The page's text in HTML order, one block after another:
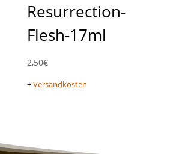
Resurrection-
Flesh-17ml
2,50€
+Versandkosten